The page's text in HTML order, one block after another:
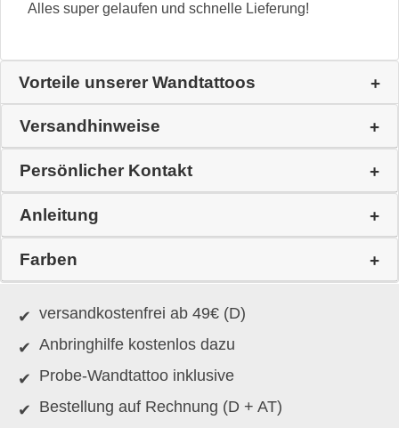
Alles super gelaufen und schnelle Lieferung!
Vorteile unserer Wandtattoos
Versandhinweise
Persönlicher Kontakt
Anleitung
Farben
versandkostenfrei ab 49€ (D)
Anbringhilfe kostenlos dazu
Probe-Wandtattoo inklusive
Bestellung auf Rechnung (D + AT)